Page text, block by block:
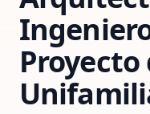
Proyecto